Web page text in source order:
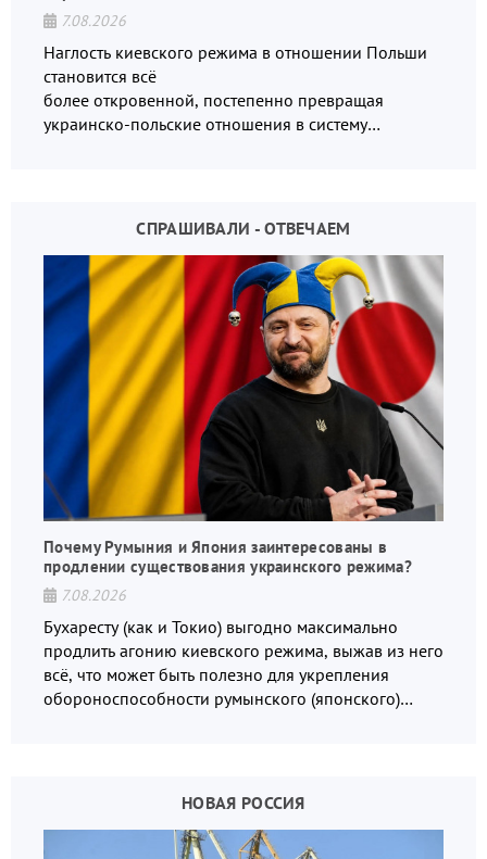
7.08.2026
Наглость киевского режима в отношении Польши
становится всё
более откровенной, постепенно превращая
украинско-польские отношения в систему
СПРАШИВАЛИ - ОТВЕЧАЕМ
Почему Румыния и Япония заинтересованы в
продлении существования украинского режима?
7.08.2026
Бухаресту (как и Токио) выгодно максимально
продлить агонию киевского режима, выжав из него
всё, что может быть полезно для укрепления
обороноспособности румынского (японского)
НОВАЯ РОССИЯ